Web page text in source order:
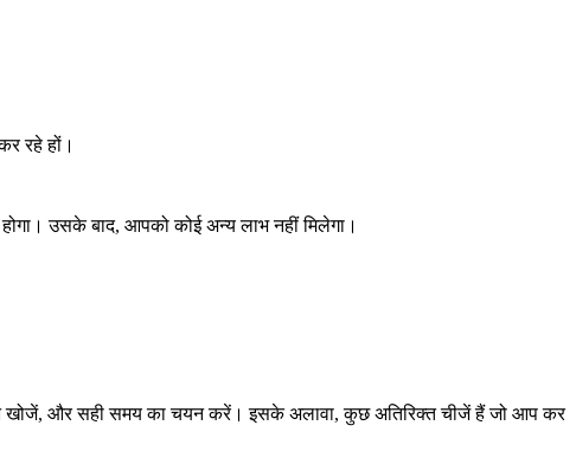
रहे हों।
उसके बाद, आपको कोई अन्य लाभ नहीं मिलेगा।
खोजें, और सही समय का चयन करें। इसके अलावा, कुछ अतिरिक्त चीजें हैं जो आप कर